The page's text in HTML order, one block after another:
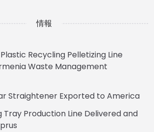
情報
Recycling Pelletizing Line
Waste Management
Straightener Exported to America
Tray Production Line Delivered and